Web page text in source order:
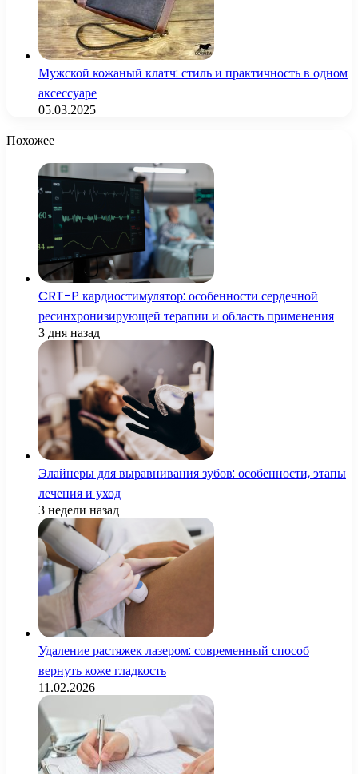
Мужской кожаный клатч: стиль и практичность в одном
аксессуаре
05.03.2025
Похожее
CRT-P кардиостимулятор: особенности сердечной
ресинхронизирующей терапии и область применения
3 дня назад
Элайнеры для выравнивания зубов: особенности, этапы
лечения и уход
3 недели назад
Удаление растяжек лазером: современный способ
вернуть коже гладкость
11.02.2026